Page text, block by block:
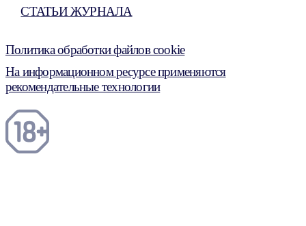
СТАТЬИ ЖУРНАЛА
Политика обработки файлов cookie
На информационном ресурсе применяются
рекомендательные технологии